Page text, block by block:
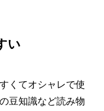
い
くてオシャレで使
豆知識など読み物